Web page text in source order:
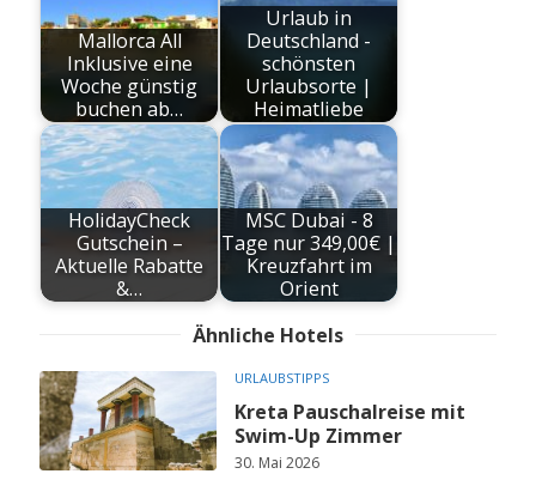
Mallorca All
Inklusive eine
Woche günstig
buchen ab…
Urlaub in
Deutschland -
schönsten
Urlaubsorte |
Heimatliebe
HolidayCheck
Gutschein –
Aktuelle Rabatte
&…
MSC Dubai - 8
Tage nur 349,00€ |
Kreuzfahrt im
Orient
Ähnliche Hotels
URLAUBSTIPPS
Kreta Pauschalreise mit
Swim-Up Zimmer
30. Mai 2026